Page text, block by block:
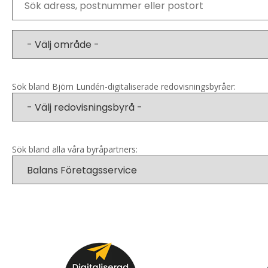
Sök bland Björn Lundén-digitaliserade redovisningsbyråer:
Sök bland alla våra byråpartners: